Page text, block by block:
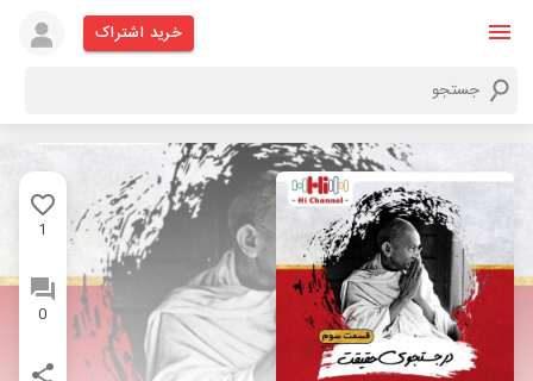
خرید اشتراک
1
0